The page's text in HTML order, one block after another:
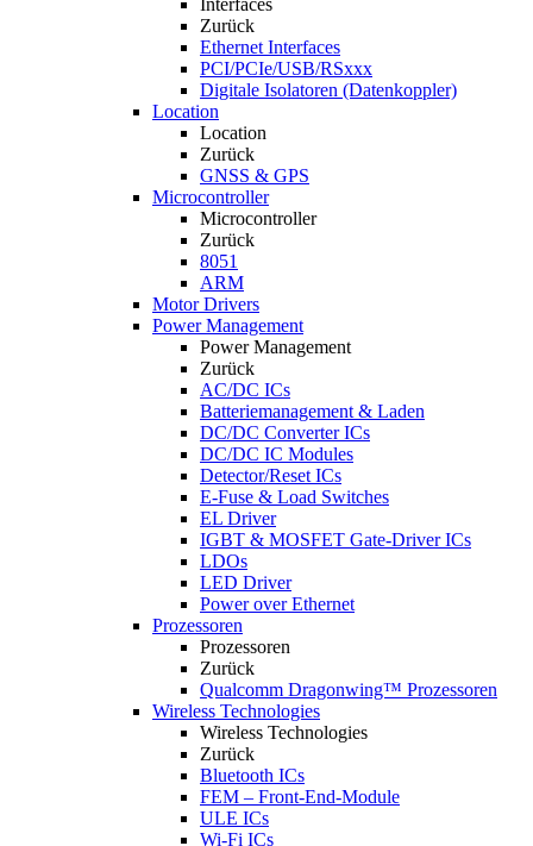
Interfaces
Zurück
Ethernet Interfaces
PCI/PCIe/USB/RSxxx
Digitale Isolatoren (Datenkoppler)
Location
Location
Zurück
GNSS & GPS
Microcontroller
Microcontroller
Zurück
8051
ARM
Motor Drivers
Power Management
Power Management
Zurück
AC/DC ICs
Batteriemanagement & Laden
DC/DC Converter ICs
DC/DC IC Modules
Detector/Reset ICs
E-Fuse & Load Switches
EL Driver
IGBT & MOSFET Gate-Driver ICs
LDOs
LED Driver
Power over Ethernet
Prozessoren
Prozessoren
Zurück
Qualcomm Dragonwing™ Prozessoren
Wireless Technologies
Wireless Technologies
Zurück
Bluetooth ICs
FEM – Front-End-Module
ULE ICs
Wi-Fi ICs